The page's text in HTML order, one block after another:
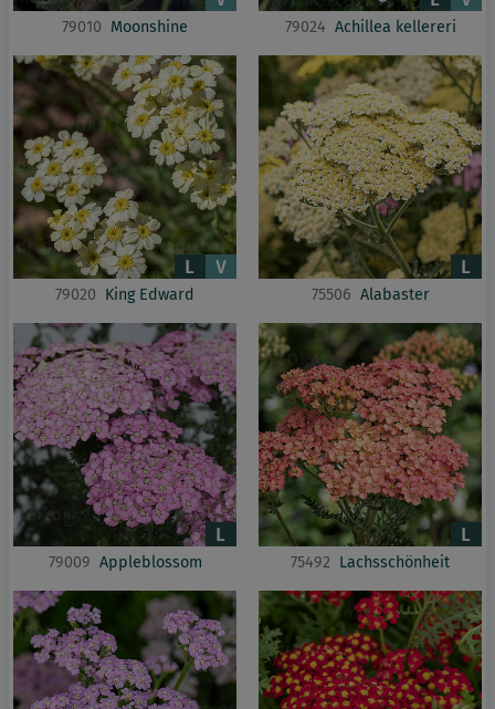
79010 Moonshine 79024 Achillea kellereri
79020 King Edward 75506 Alabaster
79009 Appleblossom 75492 Lachsschönheit